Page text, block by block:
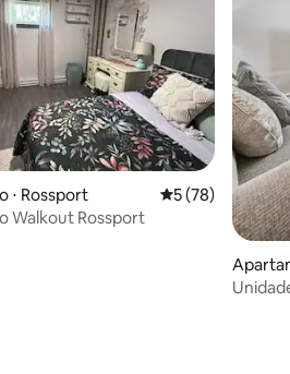
de 5, 23 avaliações
⋅ Rossport 5 de uma
5 (78)
Walkout Rossport